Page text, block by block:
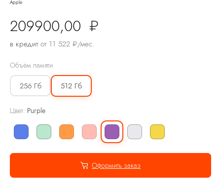
Apple
209900,00 ₽
в кредит от 11 522 ₽/мес.
Объём памяти
256 Гб 512 Гб
Цвет: Purple
Оформить заказ